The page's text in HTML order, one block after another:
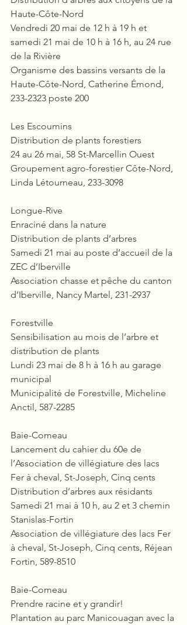
Haute-Côte-Nord
Vendredi 20 mai de 12 h à 19 h et
samedi 21 mai de 10 h à 16 h, au 24 rue
de la Rivière
Organisme des bassins versants de la
Haute-Côte-Nord, Catherine Émond,
233-2323 poste 200
Les Escoumins
Distribution de plants forestiers
24 au 26 mai, 58 St-Marcellin Ouest
Groupement agro-forestier Côte-Nord,
Linda Létourneau, 233-3098
Longue-Rive
Enraciné dans la nature
Distribution de plants d’arbres
Samedi 21 mai au poste d’accueil de la
ZEC d’Iberville
Association chasse et pêche du canton
d’Iberville, Nancy Martel, 231-2937
Forestville
Sensibilisation au mois de l’arbre et
distribution de plants
Lundi 23 mai de 8 h à 16 h au garage
municipal
Municipalité de Forestville, Micheline
Anctil, 587-2285
Baie-Comeau
Lancement du cahier du 60e de
l’Association de villégiature des lacs
Fer à cheval, St-Joseph, Cinq cents
Distribution d’arbres aux résidants
Samedi 21 mai à 10 h, au 2 et 3 chemin
Stanislas-Fortin
Association de villégiature des lacs Fer
à cheval, St-Joseph, Cinq cents, Réjean
Fortin, 589-8510
Baie-Comeau
Prendre racine et y grandir!
Plantation au parc Manicouagan avec la